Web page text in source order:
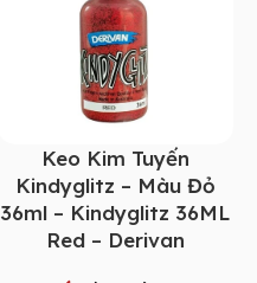
Keo Kim Tuyến
Kindyglitz – Màu Đỏ
36ml – Kindyglitz 36ML
Red – Derivan